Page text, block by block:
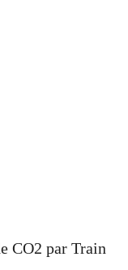
CO2 par Train